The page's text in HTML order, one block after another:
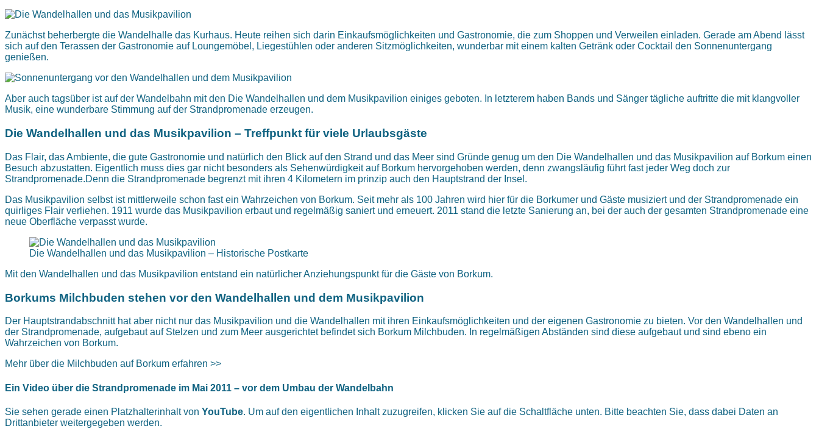
Zunächst beherbergte die Wandelhalle das Kurhaus. Heute reihen sich darin Einkaufsmöglichkeiten und Gastronomie, die zum Shoppen und Verweilen einladen. Gerade am Abend lässt
sich auf den Terassen der Gastronomie auf Loungemöbel, Liegestühlen oder anderen Sitzmöglichkeiten, wunderbar mit einem kalten Getränk oder Cocktail den Sonnenuntergang
genießen.
Aber auch tagsüber ist auf der Wandelbahn mit den Die Wandelhallen und dem Musikpavilion einiges geboten. In letzterem haben Bands und Sänger tägliche auftritte die mit klangvoller
Musik, eine wunderbare Stimmung auf der Strandpromenade erzeugen.
Die Wandelhallen und das Musikpavilion – Treffpunkt für viele Urlaubsgäste
Das Flair, das Ambiente, die gute Gastronomie und natürlich den Blick auf den Strand und das Meer sind Gründe genug um den Die Wandelhallen und das Musikpavilion auf Borkum einen
Besuch abzustatten. Eigentlich muss dies gar nicht besonders als Sehenwürdigkeit auf Borkum hervorgehoben werden, denn zwangsläufig führt fast jeder Weg doch zur
Strandpromenade.Denn die Strandpromenade begrenzt mit ihren 4 Kilometern im prinzip auch den Hauptstrand der Insel.
Das Musikpavilion selbst ist mittlerweile schon fast ein Wahrzeichen von Borkum. Seit mehr als 100 Jahren wird hier für die Borkumer und Gäste musiziert und der Strandpromenade ein
quirliges Flair verliehen. 1911 wurde das Musikpavilion erbaut und regelmäßig saniert und erneuert. 2011 stand die letzte Sanierung an, bei der auch der gesamten Strandpromenade eine
neue Oberfläche verpasst wurde.
Die Wandelhallen und das Musikpavilion – Historische Postkarte
Mit den Wandelhallen und das Musikpavilion entstand ein natürlicher Anziehungspunkt für die Gäste von Borkum.
Borkums Milchbuden stehen vor den Wandelhallen und dem Musikpavilion
Der Hauptstrandabschnitt hat aber nicht nur das Musikpavilion und die Wandelhallen mit ihren Einkaufsmöglichkeiten und der eigenen Gastronomie zu bieten. Vor den Wandelhallen und
der Strandpromenade, aufgebaut auf Stelzen und zum Meer ausgerichtet befindet sich Borkum Milchbuden. In regelmäßigen Abständen sind diese aufgebaut und sind ebeno ein
Wahrzeichen von Borkum.
Mehr über die Milchbuden auf Borkum erfahren >>
Ein Video über die Strandpromenade im Mai 2011 – vor dem Umbau der Wandelbahn
Sie sehen gerade einen Platzhalterinhalt von YouTube. Um auf den eigentlichen Inhalt zuzugreifen, klicken Sie auf die Schaltfläche unten. Bitte beachten Sie, dass dabei Daten an
Drittanbieter weitergegeben werden.